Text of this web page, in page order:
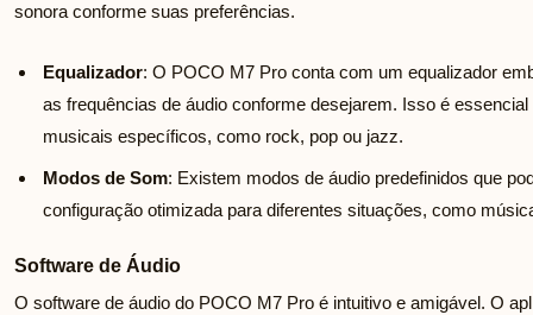
sonora conforme suas preferências.
Equalizador: O POCO M7 Pro conta com um equalizador
as frequências de áudio conforme desejarem. Isso é
musicais específicos, como rock, pop ou jazz.
Modos de Som: Existem modos de áudio predefinidos que
configuração otimizada para diferentes situações, como
Software de Áudio
O software de áudio do POCO M7 Pro é intuitivo e amigável. O